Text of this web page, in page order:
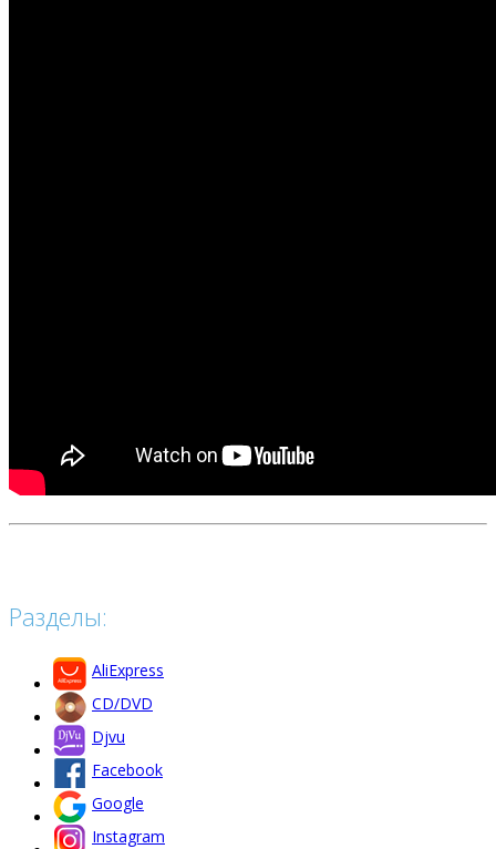
Разделы:
AliExpress
CD/DVD
Djvu
Facebook
Google
Instagram